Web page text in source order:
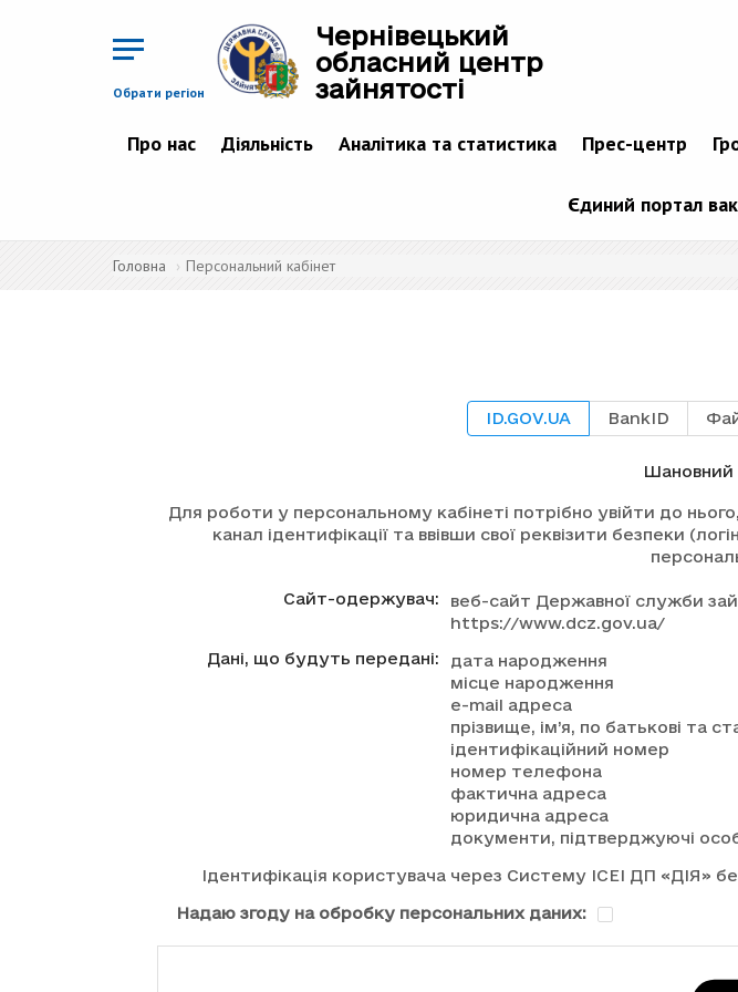
Обрати регіон
Чернівецький
обласний центр
зайнятості
Про нас Діяльність Аналітика та статистика Прес-центр
Єдиний портал
Головна Персональний кабінет
ID.GOV.UA BankID
Шановний
Для роботи у персональному кабінеті потрібно увійти до
канал ідентифікації та ввівши свої реквізити безпеки
Сайт-одержувач:
веб-сайт Державної служби
https://www.dcz.gov.ua/
Дані, що будуть передані:
дата народження
місце народження
e-mail адреса
прізвище, ім’я, по батькові та
ідентифікаційний номер
номер телефона
фактична адреса
юридична адреса
документи, підтверджуючі
Ідентифікація користувача через Систему ІСЕІ ДП «ДІЯ»
Надаю згоду на обробку персональних даних: